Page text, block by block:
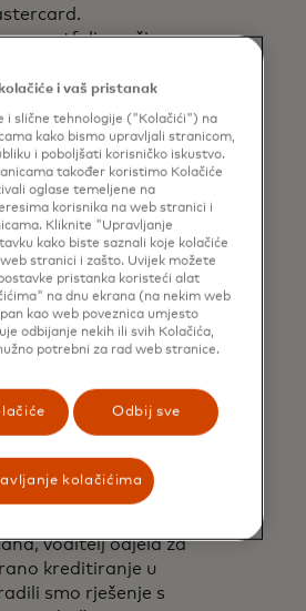
portfelja našim
milijunima
i sigurna
koji dobivaju s
Mastercarda
dodati u iskustva
industrije kao
nakit,
Kod trgovaca
kupci će
obročne otplate
plaćanja, što im
fleksibilnim
vremena
stvarnu
fleksibilnošću“,
voditelj odjela za
kreditiranje u
smo rješenje s
i vaš pristanak
i slične tehnologije ("Kolačići") na
kako bismo upravljali stranicom,
i poboljšati korisničko iskustvo.
također koristimo Kolačiće
oglase temeljene na
korisnika na web stranici i
Kliknite "Upravljanje
kako biste saznali koje kolačiće
stranici i zašto. Uvijek možete
pristanka koristeći alat
na dnu ekrana (na nekim web
kao web poveznica umjesto
odbijanje nekih ili svih Kolačića,
potrebni za rad web stranice.
Odbij sve
kolačićima